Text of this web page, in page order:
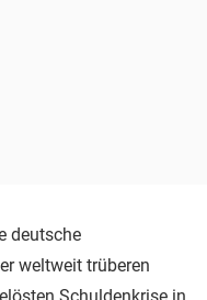
deutsche
weltweit trüberen